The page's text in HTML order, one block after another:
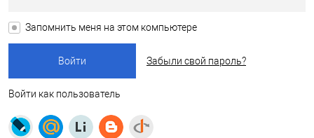
Запомнить меня на этом компьютере
Забыли свой пароль?
Войти как пользователь